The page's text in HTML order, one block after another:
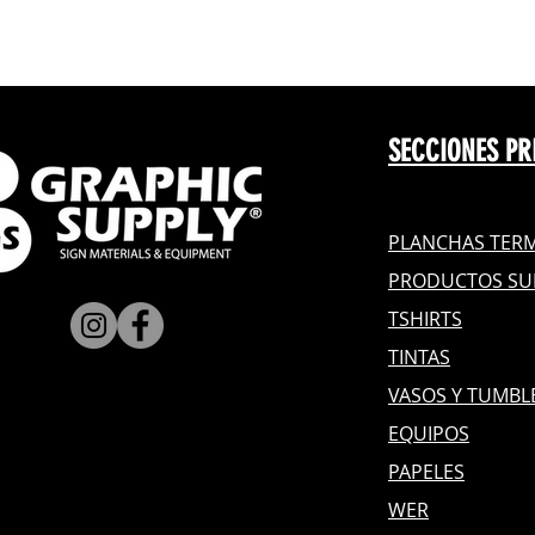
SECCIONES
PLANCHAS
PRODUCTOS
TSHIRTS
TINTAS
VASOS Y
EQUIPOS
PAPELES
WER